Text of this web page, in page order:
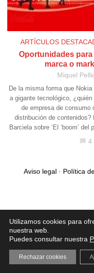
ARTÍCULOS
Oportunidades
marca o
Miquel
De la misma forma que
a gigante tecnológico,
de empresa de consumo
distribución de
Barciela sobre ‘El ‘boom’
4
Aviso legal· Política
Utilizamos cookies para
nuestra web.
Puedes consultar nuestra
Rechazar cookies